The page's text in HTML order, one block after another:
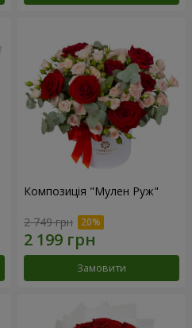
Композиція "Мулен Руж"
2 749 грн
Замовити